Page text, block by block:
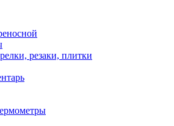
резаки, плитки